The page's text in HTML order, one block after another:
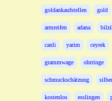
goldankaufstellen gold
armreifen adana
canli yarim ceyrek
grammwage ohrringe
schmuckschätzung
kostenlos esslingen